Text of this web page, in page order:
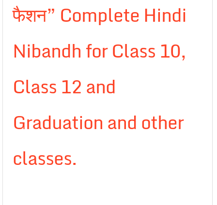
फैशन” Complete Hindi
Nibandh for Class 10,
Class 12 and
Graduation and other
classes.